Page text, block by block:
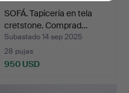
SOFÁ. Tapicería en tela
cretstone. Comprad…
Subastado 14 sep 2025
28 pujas
950 USD